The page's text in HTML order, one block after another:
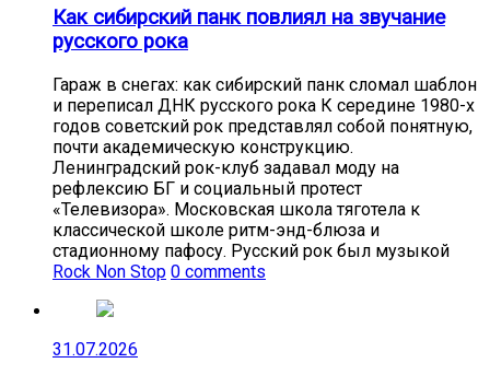
Как сибирский панк повлиял на звучание
русского рока
Гараж в снегах: как сибирский панк сломал шаблон
и переписал ДНК русского рока К середине 1980-х
годов советский рок представлял собой понятную,
почти академическую конструкцию.
Ленинградский рок-клуб задавал моду на
рефлексию БГ и социальный протест
«Телевизора». Московская школа тяготела к
классической школе ритм-энд-блюза и
стадионному пафосу. Русский рок был музыкой
Rock Non Stop 0 comments
31.07.2026